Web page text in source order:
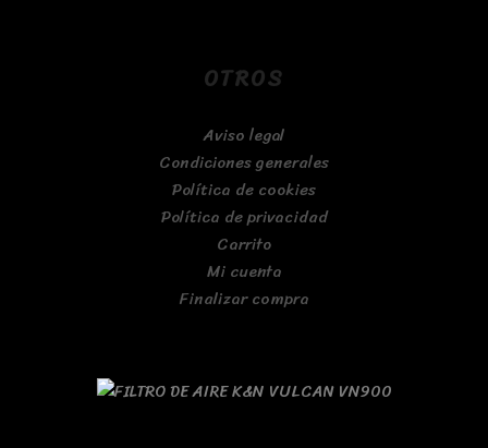
OTROS
Aviso legal
Condiciones generales
Política de cookies
Política de privacidad
Carrito
Mi cuenta
Finalizar compra